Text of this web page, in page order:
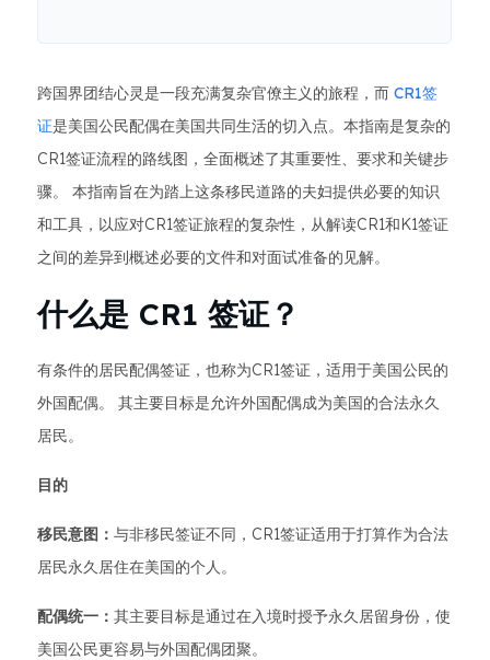
跨国界团结心灵是一段充满复杂官僚主义的旅程，而 CR1签
证是美国公民配偶在美国共同生活的切入点。本指南是复杂的
CR1签证流程的路线图，全面概述了其重要性、要求和关键步
骤。 本指南旨在为踏上这条移民道路的夫妇提供必要的知识
和工具，以应对CR1签证旅程的复杂性，从解读CR1和K1签证
之间的差异到概述必要的文件和对面试准备的见解。
什么是 CR1 签证？
有条件的居民配偶签证，也称为CR1签证，适用于美国公民的
外国配偶。 其主要目标是允许外国配偶成为美国的合法永久
居民。
目的
移民意图： 与非移民签证不同，CR1签证适用于打算作为合法
居民永久居住在美国的个人。
配偶统一： 其主要目标是通过在入境时授予永久居留身份，使
美国公民更容易与外国配偶团聚。